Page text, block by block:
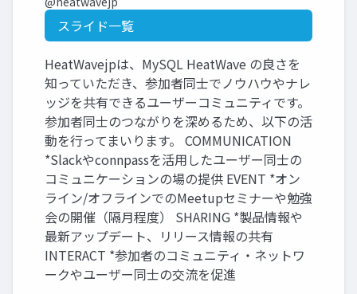
スライド一覧
HeatWavejpは、MySQL HeatWave の良さを
知っていただき、参加者同士でノウハウやナレ
ッジを共有できるユーザーコミュニティです。
参加者同士のつながりを深めるため、以下の活
動を行ってまいります。 COMMUNICATION
*Slackやconnpassを活用したユーザー同士の
コミュニケーションの場の提供 EVENT *オン
ライン/オフラインでのMeetupセミナーや勉強
会の開催（隔月程度） SHARING *製品情報や
最新アップデート、リリース情報の共有
INTERACT *参加者のコミュニティ・ネットワ
ークやユーザー同士の交流を促進